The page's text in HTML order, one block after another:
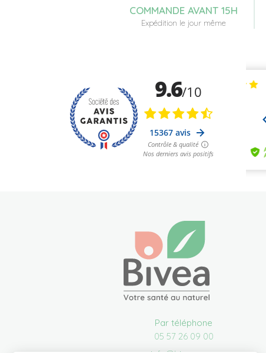
COMMANDE AVANT 15H
Expédition le jour même
Par téléphone
05 57 26 09 00